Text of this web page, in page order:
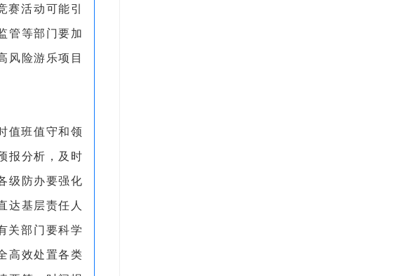
赛活动可能引
管等部门要加
风险游乐项目
值班值守和领
报分析，及时
级防办要强化
达基层责任人
关部门要科学
高效处置各类